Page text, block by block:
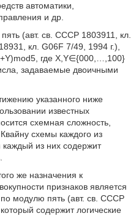
автоматики,
и др.
(авт. св. СССР 1803911, кл.
кл. G06F 7/49, 1994 г.),
где X,Y∈{000,…,100}
задаваемые двоичными
указанного ниже
известных
схемная сложность,
схемы каждого из
из них содержит
же назначения к
признаков является
модулю пять (авт. св. СССР
содержит логические